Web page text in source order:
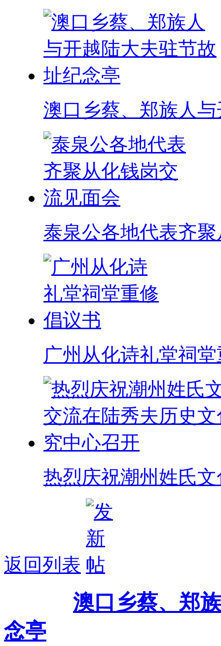
澳口乡蔡、郑族人
泰泉公各地代表齐
广州从化诗礼堂祠
热烈庆祝潮州姓氏
返回列表
澳口乡蔡、郑
念亭